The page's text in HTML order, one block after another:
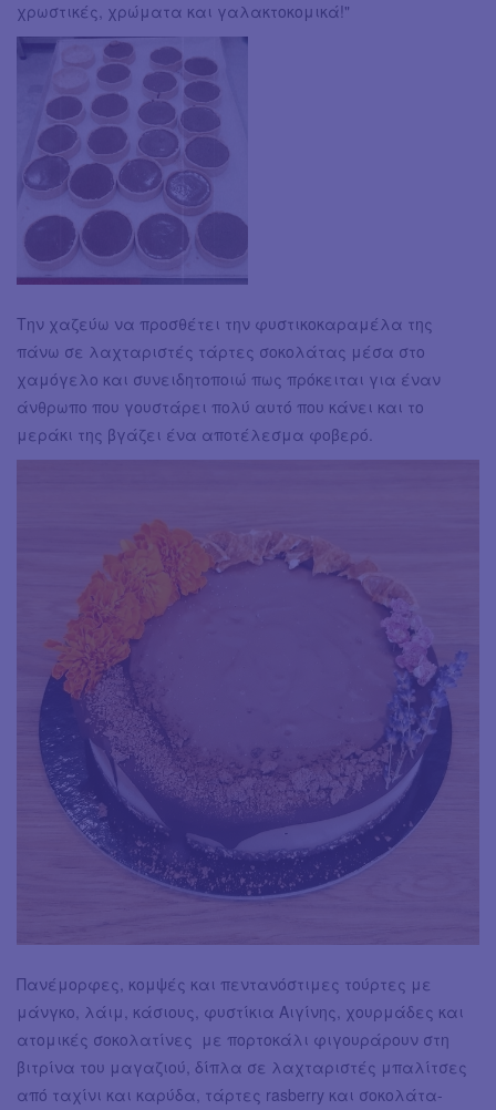
χρωστικές, χρώματα και γαλακτοκομικά!"
Την χαζεύω να προσθέτει την φυστικοκαραμέλα της
πάνω σε λαχταριστές τάρτες σοκολάτας μέσα στο
χαμόγελο και συνειδητοποιώ πως πρόκειται για έναν
άνθρωπο που γουστάρει πολύ αυτό που κάνει και το
μεράκι της βγάζει ένα αποτέλεσμα φοβερό.
Πανέμορφες, κομψές και πεντανόστιμες τούρτες με
μάνγκο, λάιμ, κάσιους, φυστίκια Αιγίνης, χουρμάδες και
ατομικές σοκολατίνες με πορτοκάλι φιγουράρουν στη
βιτρίνα του μαγαζιού, δίπλα σε λαχταριστές μπαλίτσες
από ταχίνι και καρύδα, τάρτες rasberry και σοκολάτα-